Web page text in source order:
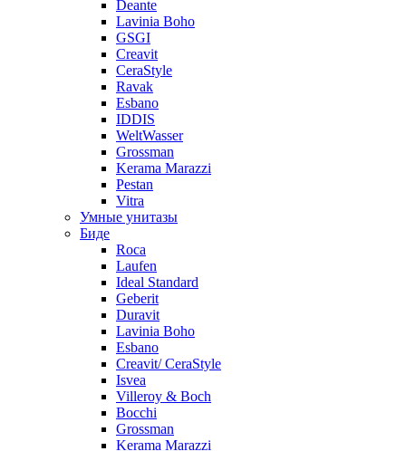
Deante
Lavinia Boho
GSGI
Creavit
CeraStyle
Ravak
Esbano
IDDIS
WeltWasser
Grossman
Kerama Marazzi
Pestan
Vitra
Умные унитазы
Биде
Roca
Laufen
Ideal Standard
Geberit
Duravit
Lavinia Boho
Esbano
Creavit/ CeraStyle
Isvea
Villeroy & Boch
Bocchi
Grossman
Kerama Marazzi